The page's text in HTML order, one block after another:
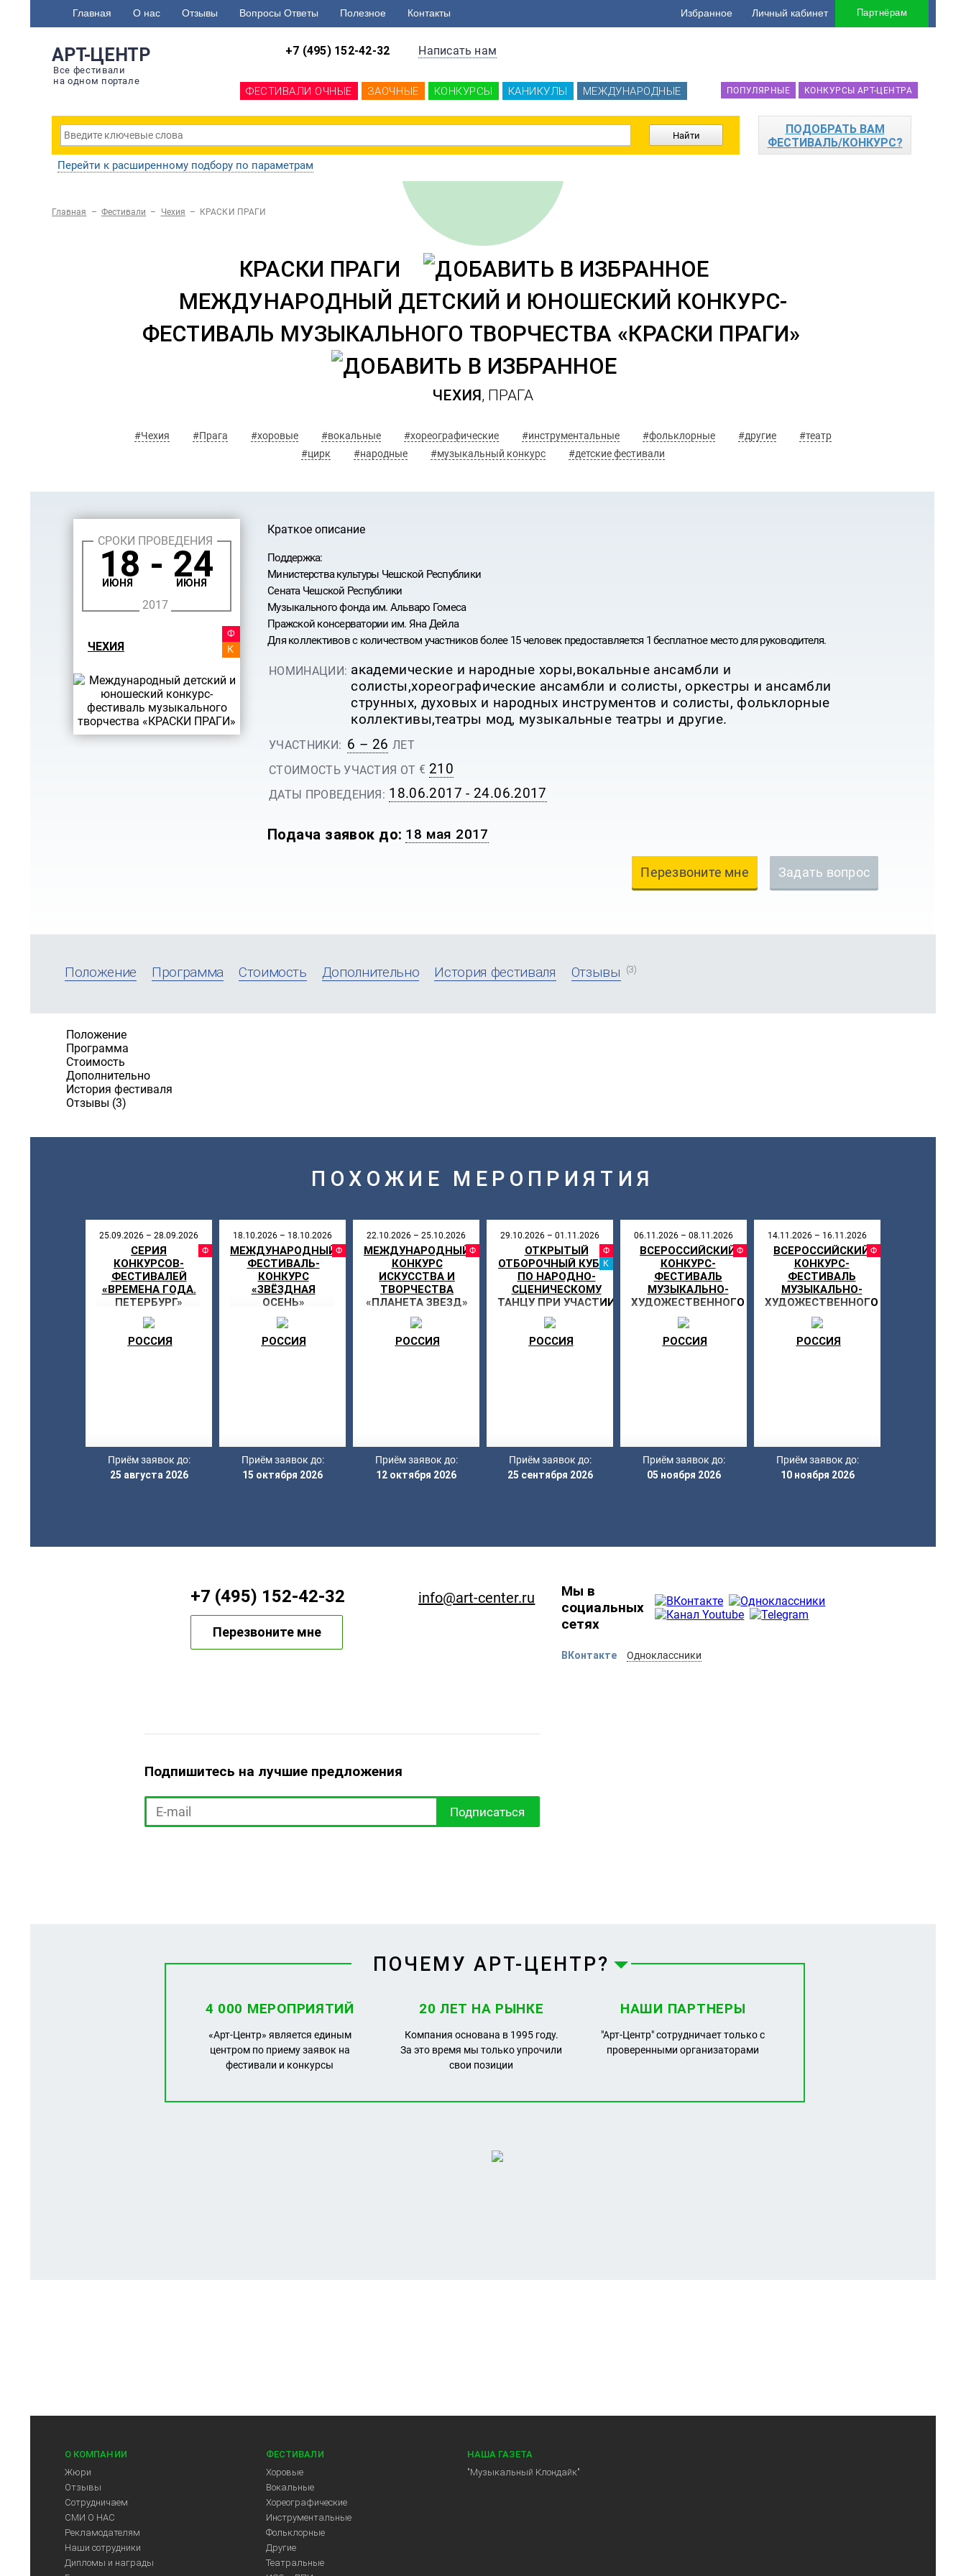
Главная О нас Отзывы Вопросы Ответы Полезное Контакты Партнёрам
Личный кабинет
Избранное
АРТ-ЦЕНТР
Все фестивали
на одном портале
+7 (495) 152-42-32 Написать нам
ФЕСТИВАЛИ ОЧНЫЕ ЗАОЧНЫЕ КОНКУРСЫ КАНИКУЛЫ МЕЖДУНАРОДНЫЕ КОНКУРСЫ АРТ-ЦЕНТРА
ПОПУЛЯРНЫЕ
ПОДОБРАТЬ ВАМ
ФЕСТИВАЛЬ/КОНКУРС?
Перейти к расширенному подбору по параметрам
Главная – Фестивали – Чехия – КРАСКИ ПРАГИ
КРАСКИ ПРАГИ
МЕЖДУНАРОДНЫЙ ДЕТСКИЙ И ЮНОШЕСКИЙ КОНКУРС-
ФЕСТИВАЛЬ МУЗЫКАЛЬНОГО ТВОРЧЕСТВА «КРАСКИ ПРАГИ»
ЧЕХИЯ, ПРАГА
#Чехия #Прага #хоровые #вокальные #хореографические #инструментальные #фольклорные #другие
#театр
#цирк
#народные #музыкальный конкурс #детские фестивали
СРОКИ ПРОВЕДЕНИЯ
18 - 24
ИЮНЯ ИЮНЯ
2017
ФЕСТИВАЛЬ
КУРСЫ
ЧЕХИЯ
Краткое описание
Поддержка:
Министерства культуры Чешской Республики
Сената Чешской Республики
Музыкального фонда им. Альваро Гомеса
Пражской консерватории им. Яна Дейла
Для коллективов с количеством участников более 15 человек предоставляется 1 бесплатное место для руководителя.
НОМИНАЦИИ: академические и народные хоры,вокальные ансамбли и
солисты,хореографические ансамбли и солисты, оркестры и ансамбли
струнных, духовых и народных инструментов и солисты, фольклорные
коллективы,театры мод, музыкальные театры и другие.
УЧАСТНИКИ: 6 – 26 ЛЕТ
СТОИМОСТЬ УЧАСТИЯ ОТ € 210
ДАТЫ ПРОВЕДЕНИЯ: 18.06.2017 - 24.06.2017
Подача заявок до: 18 мая 2017
Перезвоните мне Задать вопрос
Положение Программа Стоимость Дополнительно История фестиваля Отзывы (3)
Положение
Программа
Стоимость
Дополнительно
История фестиваля
Отзывы (3)
ПОХОЖИЕ МЕРОПРИЯТИЯ
25.09.2026 – 28.09.2026
ФЕСТИВАЛЬ
СЕРИЯ
КОНКУРСОВ-
ФЕСТИВАЛЕЙ
«ВРЕМЕНА ГОДА.
ПЕТЕРБУРГ»
РОССИЯ
Приём заявок до:
25 августа 2026
18.10.2026 – 18.10.2026
ФЕСТИВАЛЬ
МЕЖДУНАРОДНЫЙ
ФЕСТИВАЛЬ-
КОНКУРС
«ЗВЁЗДНАЯ
ОСЕНЬ»
РОССИЯ
Приём заявок до:
15 октября 2026
22.10.2026 – 25.10.2026
ФЕСТИВАЛЬ
МЕЖДУНАРОДНЫЙ
КОНКУРС
ИСКУССТВА И
ТВОРЧЕСТВА
«ПЛАНЕТА ЗВЕЗД»
РОССИЯ
Приём заявок до:
12 октября 2026
29.10.2026 – 01.11.2026
ФЕСТИВАЛЬ
КАНИКУЛЫ
ОТКРЫТЫЙ
ОТБОРОЧНЫЙ КУБОК
ПО НАРОДНО-
СЦЕНИЧЕСКОМУ
ТАНЦУ ПРИ УЧАСТИИ
ПРИ УЧАСТИИ
ГОСУДАРСТВЕННОГО
АКАДЕМИЧЕСКОГО
РОССИЯ
Приём заявок до:
25 сентября 2026
06.11.2026 – 08.11.2026
ФЕСТИВАЛЬ
ВСЕРОССИЙСКИЙ
КОНКУРС-
ФЕСТИВАЛЬ
МУЗЫКАЛЬНО-
ХУДОЖЕСТВЕННОГО
ТВОРЧЕСТВА «МОЯ
ЗВЕЗДА»
РОССИЯ
Приём заявок до:
05 ноября 2026
14.11.2026 – 16.11.2026
ВСЕРОССИЙСКИЙ
КОНКУРС-
ФЕСТИВАЛЬ
МУЗЫКАЛЬНО-
ХУДОЖЕСТВЕННОГО
ТВОРЧЕСТВА «МОЯ
ЗВЕЗДА»
РОССИЯ
Приём заявок до:
10 ноября 2026
+7 (495) 152-42-32
Перезвоните мне
info@art-center.ru
Подпишитесь на лучшие предложения
Подписаться
Мы в
социальных
сетях
ВКонтакте Одноклассники
ПОЧЕМУ АРТ-ЦЕНТР?
4 000 МЕРОПРИЯТИЙ
«Арт-Центр» является единым
центром по приему заявок на
фестивали и конкурсы
20 ЛЕТ НА РЫНКЕ
Компания основана в 1995 году.
За это время мы только упрочили
свои позиции
НАШИ ПАРТНЕРЫ
"Арт-Центр" сотрудничает только с
проверенными организаторами
О КОМПАНИИ
Жюри
Отзывы
Сотрудничаем
СМИ О НАС
Рекламодателям
Наши сотрудники
Дипломы и награды
ФЕСТИВАЛИ
Хоровые
Вокальные
Хореографические
Инструментальные
Фольклорные
Другие
Театральные
НАША ГАЗЕТА
"Музыкальный Клондайк"
Арт-Центр